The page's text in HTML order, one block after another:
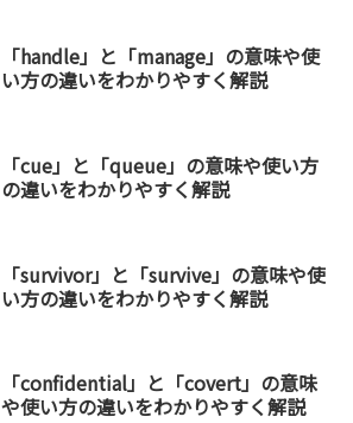
「handle」と「manage」の意味や使
い方の違いをわかりやすく解説
「cue」と「queue」の意味や使い方
の違いをわかりやすく解説
「survivor」と「survive」の意味や使
い方の違いをわかりやすく解説
「confidential」と「covert」の意味
や使い方の違いをわかりやすく解説